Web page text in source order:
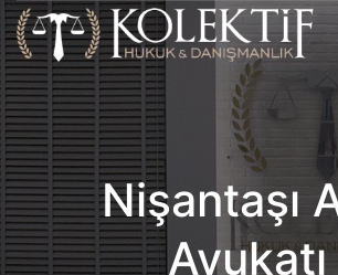
BIZ KIMIZ ?
KURUCUMUZ
CEZA HUKUKU
BILIŞIM HUKUKU
MIRAS HUKUKU
ANLAŞMALI BOŞANMA
BILIŞIM SUÇLARI
DOLANDIRICILIK SUÇU
Nişantaşı
Avukatı